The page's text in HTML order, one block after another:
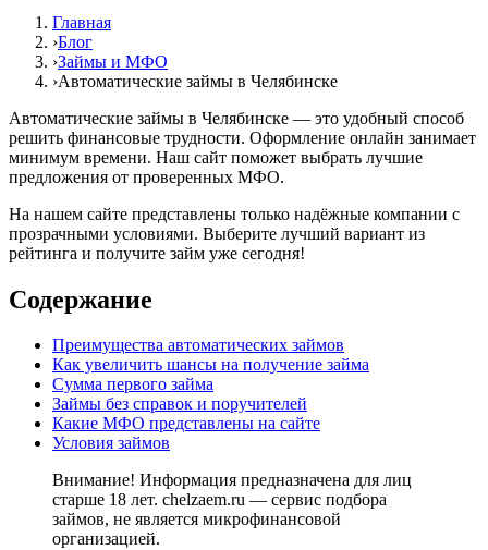
Главная
›Блог
›Займы и МФО
›Автоматические займы в Челябинске
Автоматические займы в Челябинске — это удобный способ
решить финансовые трудности. Оформление онлайн занимает
минимум времени. Наш сайт поможет выбрать лучшие
предложения от проверенных МФО.
На нашем сайте представлены только надёжные компании с
прозрачными условиями. Выберите лучший вариант из
рейтинга и получите займ уже сегодня!
Содержание
Преимущества автоматических займов
Как увеличить шансы на получение займа
Сумма первого займа
Займы без справок и поручителей
Какие МФО представлены на сайте
Условия займов
Внимание! Информация предназначена для лиц
старше 18 лет. chelzaem.ru — сервис подбора
займов, не является микрофинансовой
организацией.